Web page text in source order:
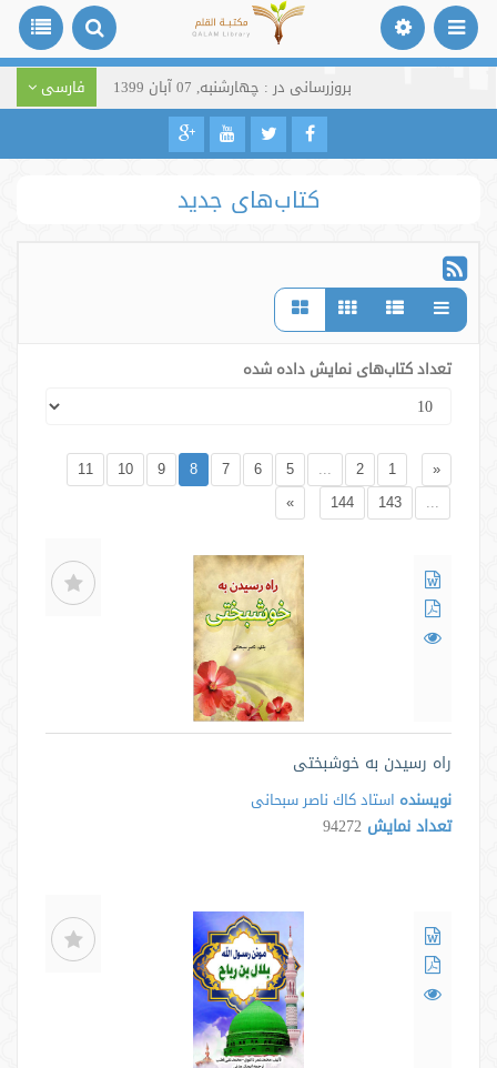
بروزرسانی در : چهارشنبه, 07 آبان 1399 فارسی
کتاب‌های جدید
تعداد کتاب‌های نمایش داده شده
«
1
2
...
5
6
7
8
9
10
11
...
143
144
»
راه رسیدن به خوشبختی
نویسنده استاد كاك ناصر سبحانی
تعداد نمایش 94272